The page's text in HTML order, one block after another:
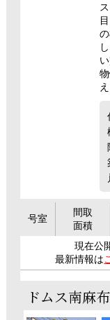
号室
間取
面積
現在公
最新情報は
ドムス南麻布